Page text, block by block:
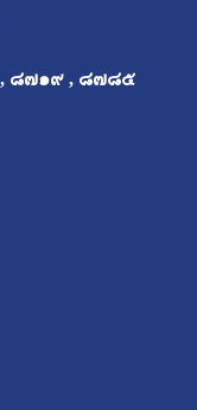
๘๗๑๙ , ๘๗๘๕